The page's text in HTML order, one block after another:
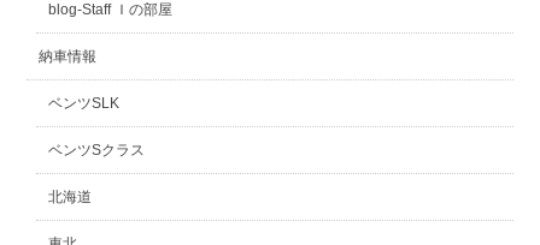
blog-Staff Ｉの部屋
納車情報
ベンツSLK
ベンツSクラス
北海道